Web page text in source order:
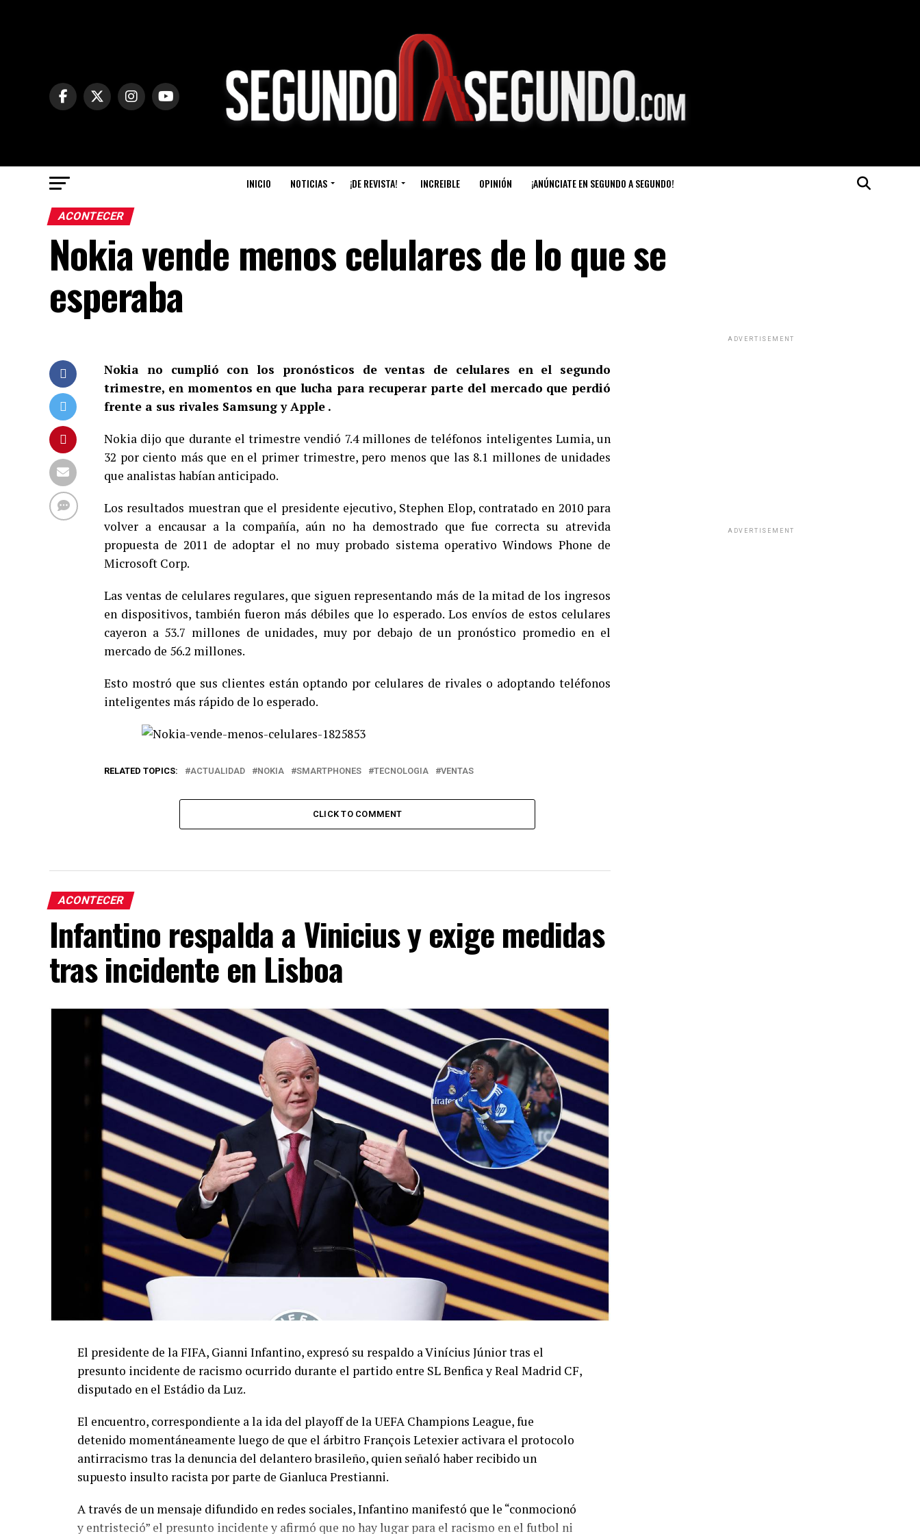
INICIO NOTICIAS ¡DE REVISTA! INCREIBLE OPINIÓN ¡ANÚNCIATE EN SEGUNDO A SEGUNDO!
ACONTECER
Nokia vende menos celulares de lo que se
esperaba
Nokia no cumplió con los pronósticos de ventas de celulares en el segundo
trimestre, en momentos en que lucha para recuperar parte del mercado que perdió
frente a sus rivales Samsung y Apple .
Nokia dijo que durante el trimestre vendió 7.4 millones de teléfonos inteligentes Lumia, un
32 por ciento más que en el primer trimestre, pero menos que las 8.1 millones de unidades
que analistas habían anticipado.
Los resultados muestran que el presidente ejecutivo, Stephen Elop, contratado en 2010 para
volver a encausar a la compañía, aún no ha demostrado que fue correcta su atrevida
propuesta de 2011 de adoptar el no muy probado sistema operativo Windows Phone de
Microsoft Corp.
Las ventas de celulares regulares, que siguen representando más de la mitad de los ingresos
en dispositivos, también fueron más débiles que lo esperado. Los envíos de estos celulares
cayeron a 53.7 millones de unidades, muy por debajo de un pronóstico promedio en el
mercado de 56.2 millones.
Esto mostró que sus clientes están optando por celulares de rivales o adoptando teléfonos
inteligentes más rápido de lo esperado.
RELATED TOPICS: ACTUALIDAD NOKIA SMARTPHONES TECNOLOGIA VENTAS
CLICK TO COMMENT
ACONTECER
Infantino respalda a Vinicius y exige medidas
tras incidente en Lisboa
El presidente de la FIFA, Gianni Infantino, expresó su respaldo a Vinícius Júnior tras el
presunto incidente de racismo ocurrido durante el partido entre SL Benfica y Real Madrid CF,
disputado en el Estádio da Luz.
El encuentro, correspondiente a la ida del playoff de la UEFA Champions League, fue
detenido momentáneamente luego de que el árbitro François Letexier activara el protocolo
antirracismo tras la denuncia del delantero brasileño, quien señaló haber recibido un
supuesto insulto racista por parte de Gianluca Prestianni.
A través de un mensaje difundido en redes sociales, Infantino manifestó que le “conmocionó
y entristeció” el presunto incidente y afirmó que no hay lugar para el racismo en el futbol ni
ADVERTISEMENT
ADVERTISEMENT